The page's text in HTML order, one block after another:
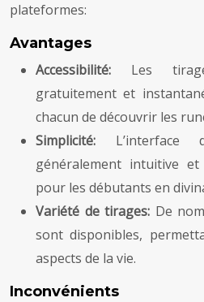
plateformes:
Avantages
Accessibilité: Les
gratuitement et
chacun de découvrir les
Simplicité:
généralement intuitive
pour les débutants en
Variété de tirages: De
sont disponibles,
aspects de la vie.
Inconvénients